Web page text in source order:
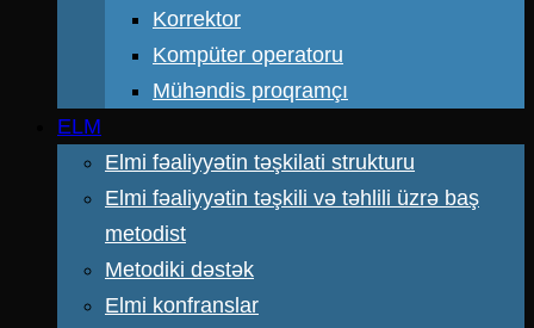
Korrektor
Kompüter operatoru
Mühəndis proqramçı
ELM
Elmi fəaliyyətin təşkilati strukturu
Elmi fəaliyyətin təşkili və təhlili üzrə baş
metodist
Metodiki dəstək
Elmi konfranslar